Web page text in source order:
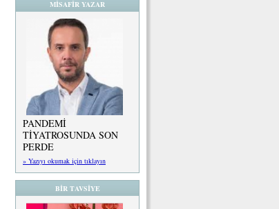
MİSAFİR YAZAR
PANDEMİ
TİYATROSUNDA SON
PERDE
» Yazıyı okumak için tıklayın
BİR TAVSİYE